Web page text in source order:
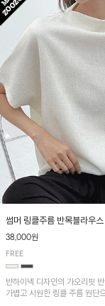
썸머 링클주름 반목블라우스
38,000원
FREE
반하이넥 디자인의 가오리핏
가볍고 시원한 링클 주름 원단